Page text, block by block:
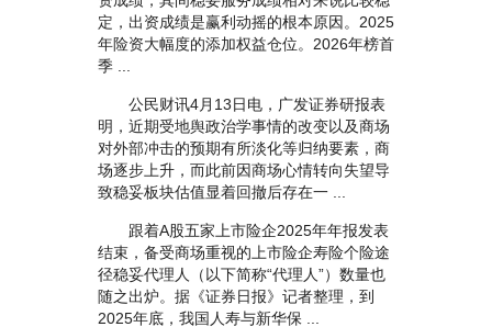
定，出资成绩是赢利动摇的根本原因。2025
年险资大幅度的添加权益仓位。2026年榜首
季 ...
公民财讯4月13日电，广发证券研报表
明，近期受地舆政治学事情的改变以及商场
对外部冲击的预期有所淡化等归纳要素，商
场逐步上升，而此前因商场心情转向失望导
致稳妥板块估值显着回撤后存在一 ...
跟着A股五家上市险企2025年年报发表
结束，备受商场重视的上市险企寿险个险途
径稳妥代理人（以下简称“代理人”）数量也
随之出炉。据《证券日报》记者整理，到
2025年底，我国人寿与新华保 ...